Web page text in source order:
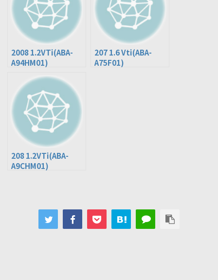
2008 1.2VTi(ABA-
A94HM01)
207 1.6 Vti(ABA-
A75F01)
208 1.2VTi(ABA-
A9CHM01)